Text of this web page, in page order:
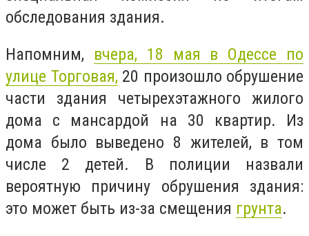
обследования здания.
Напомним, вчера, 18 мая в Одессе по
улице Торговая, 20 произошло обрушение
части здания четырехэтажного жилого
дома с мансардой на 30 квартир. Из
дома было выведено 8 жителей, в том
числе 2 детей. В полиции назвали
вероятную причину обрушения здания:
это может быть из-за смещения грунта.